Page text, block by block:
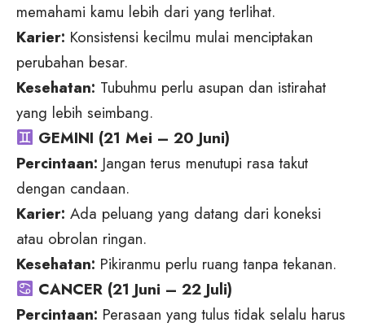
memahami kamu lebih dari yang terlihat.
Karier: Konsistensi kecilmu mulai menciptakan
perubahan besar.
Kesehatan: Tubuhmu perlu asupan dan istirahat
yang lebih seimbang.
GEMINI (21 Mei – 20 Juni)
Percintaan: Jangan terus menutupi rasa takut
dengan candaan.
Karier: Ada peluang yang datang dari koneksi
atau obrolan ringan.
Kesehatan: Pikiranmu perlu ruang tanpa tekanan.
CANCER (21 Juni – 22 Juli)
Percintaan: Perasaan yang tulus tidak selalu harus